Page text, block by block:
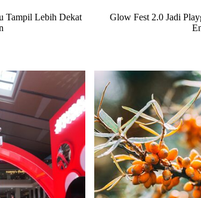
Tampil Lebih Dekat
Glow Fest 2.0 Jadi